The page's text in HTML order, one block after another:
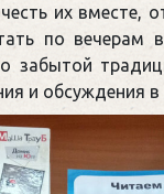
их вместе,
по вечерам
забытой
и обсуждения в